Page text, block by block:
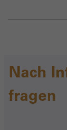
Nach
fragen